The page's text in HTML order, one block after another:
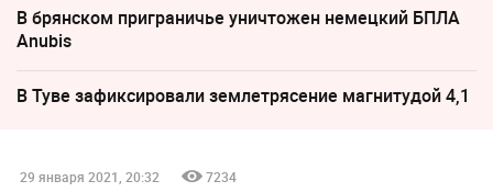
В брянском приграничье уничтожен немецкий БПЛА
Anubis
В Туве зафиксировали землетрясение магнитудой 4,1
29 января 2021, 20:32 7234